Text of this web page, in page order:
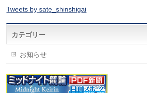
Tweets by sate_shinshigai
カテゴリー
お知らせ